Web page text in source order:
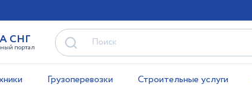
СНГ
портал
Грузоперевозки Строительные услуги